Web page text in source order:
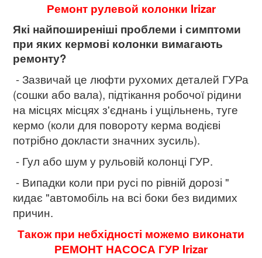
Ремонт рулевой колонки Irizar
Які найпоширеніші проблеми і симптоми
при яких кермові колонки вимагають
ремонту?
- Зазвичай це люфти рухомих деталей ГУРа
(сошки або вала), підтікання робочої рідини
на місцях місцях з'єднань і ущільнень, туге
кермо (коли для повороту керма водієві
потрібно докласти значних зусиль).
- Гул або шум у рульовій колонці ГУР.
- Випадки коли при русі по рівній дорозі "
кидає "автомобіль на всі боки без видимих ​​
причин.
Також при небхідності можемо виконати
РЕМОНТ НАСОСА ГУР Irizar